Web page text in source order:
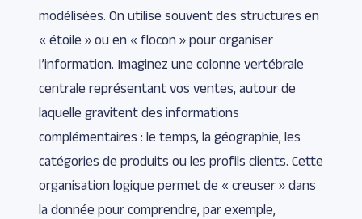
modélisées. On utilise souvent des structures en
« étoile » ou en « flocon » pour organiser
l’information. Imaginez une colonne vertébrale
centrale représentant vos ventes, autour de
laquelle gravitent des informations
complémentaires : le temps, la géographie, les
catégories de produits ou les profils clients. Cette
organisation logique permet de « creuser » dans
la donnée pour comprendre, par exemple,